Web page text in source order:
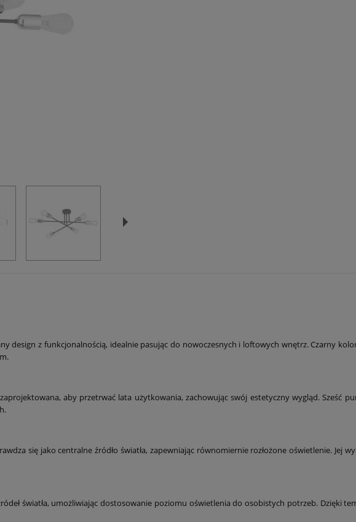
design z funkcjonalnością, idealnie pasując do nowoczesnych i loftowych wnętrz. Czarny
aby przetrwać lata użytkowania, zachowując swój estetyczny wygląd. Sześć
się jako centralne źródło światła, zapewniając równomiernie rozłożone oświetlenie. Jej
światła, umożliwiając dostosowanie poziomu oświetlenia do osobistych potrzeb. Dzięki